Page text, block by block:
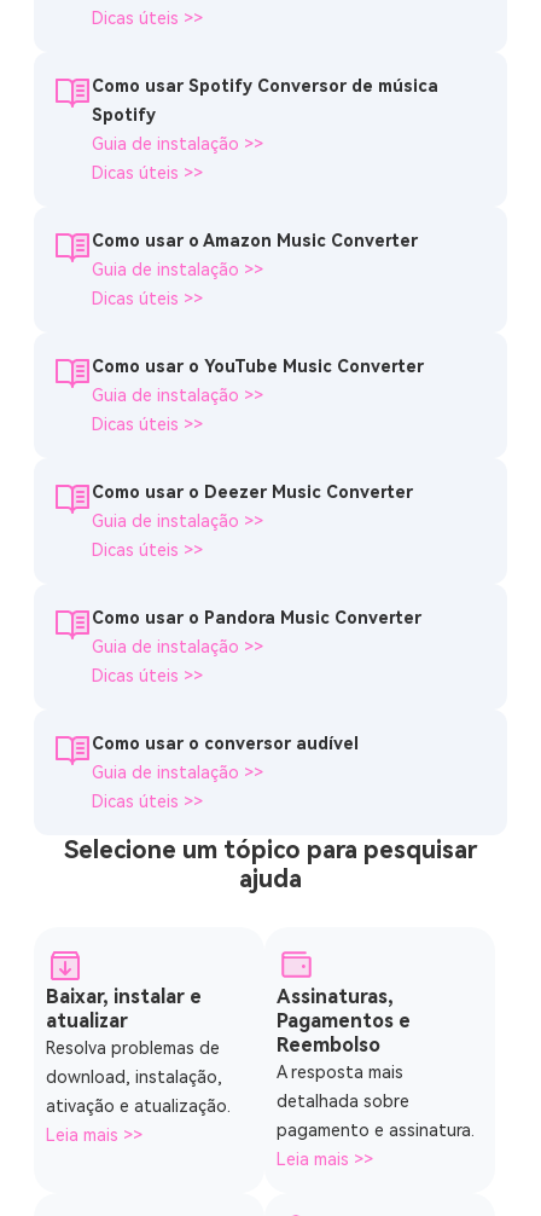
Dicas úteis >>
Como usar Spotify Conversor de música
Spotify
Guia de instalação >>
Dicas úteis >>
Como usar o Amazon Music Converter
Guia de instalação >>
Dicas úteis >>
Como usar o YouTube Music Converter
Guia de instalação >>
Dicas úteis >>
Como usar o Deezer Music Converter
Guia de instalação >>
Dicas úteis >>
Como usar o Pandora Music Converter
Guia de instalação >>
Dicas úteis >>
Como usar o conversor audível
Guia de instalação >>
Dicas úteis >>
Selecione um tópico para pesquisar
ajuda
Baixar, instalar e
atualizar
Resolva problemas de
download, instalação,
ativação e atualização.
Leia mais >>
Assinaturas,
Pagamentos e
Reembolso
A resposta mais
detalhada sobre
pagamento e assinatura.
Leia mais >>